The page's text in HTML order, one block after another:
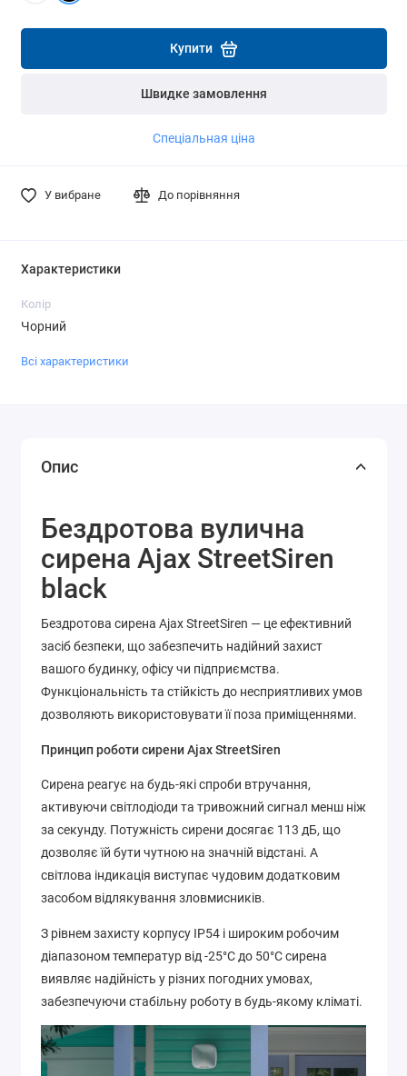
Купити
Швидке замовлення
Спеціальная ціна
У вибране До порівняння
Характеристики
Колір
Чорний
Всі характеристики
Опис
Бездротова вулична
сирена Ajax StreetSiren
black
Бездротова сирена Ajax StreetSiren — це ефективний
засіб безпеки, що забезпечить надійний захист
вашого будинку, офісу чи підприємства.
Функціональність та стійкість до несприятливих умов
дозволяють використовувати її поза приміщеннями.
Принцип роботи сирени Ajax StreetSiren
Сирена реагує на будь-які спроби втручання,
активуючи світлодіоди та тривожний сигнал менш ніж
за секунду. Потужність сирени досягає 113 дБ, що
дозволяє їй бути чутною на значній відстані. А
світлова індикація виступає чудовим додатковим
засобом відлякування зловмисників.
З рівнем захисту корпусу IP54 і широким робочим
діапазоном температур від -25°C до 50°C сирена
виявляє надійність у різних погодних умовах,
забезпечуючи стабільну роботу в будь-якому кліматі.